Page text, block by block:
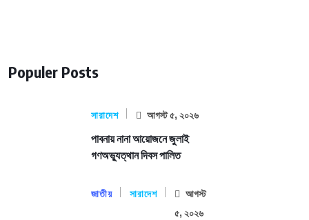
Populer Posts
সারাদেশ আগস্ট ৫, ২০২৬
পাবনায় নানা আয়োজনে জুলাই
গণঅভ্যুত্থান দিবস পালিত
জাতীয় সারাদেশ
আগস্ট
৫, ২০২৬